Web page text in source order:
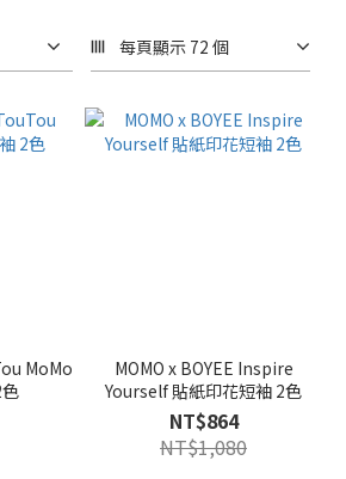
每頁顯示 72 個
MoMo
MOMO x BOYEE Inspire
Yourself 貼紙印花短袖 2色
NT$864
NT$1,080